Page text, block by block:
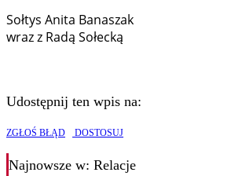
Sołtys Anita Banaszak
wraz z Radą Sołecką
Udostępnij ten wpis na:
ZGŁOŚ BŁĄD DOSTOSUJ
Najnowsze w: Relacje